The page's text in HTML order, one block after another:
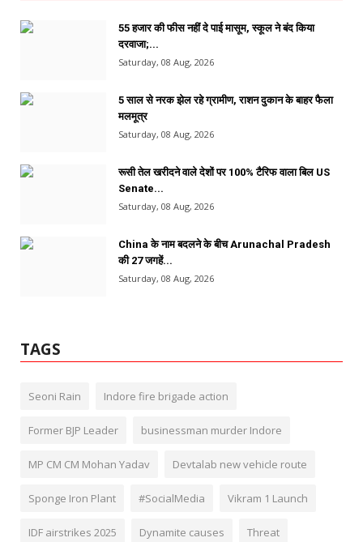
55 हजार की फीस नहीं दे पाई मासूम, स्कूल ने बंद किया
दरवाजा;...
Saturday, 08 Aug, 2026
5 साल से नरक झेल रहे ग्रामीण, राशन दुकान के बाहर फैला
मलमूत्र
Saturday, 08 Aug, 2026
रूसी तेल खरीदने वाले देशों पर 100% टैरिफ वाला बिल US
Senate...
Saturday, 08 Aug, 2026
China के नाम बदलने के बीच Arunachal Pradesh
की 27 जगहें...
Saturday, 08 Aug, 2026
TAGS
Seoni Rain Indore fire brigade action
Former BJP Leader businessman murder Indore
MP CM CM Mohan Yadav Devtalab new vehicle route
Sponge Iron Plant #SocialMedia Vikram 1 Launch
IDF airstrikes 2025 Dynamite causes Threat